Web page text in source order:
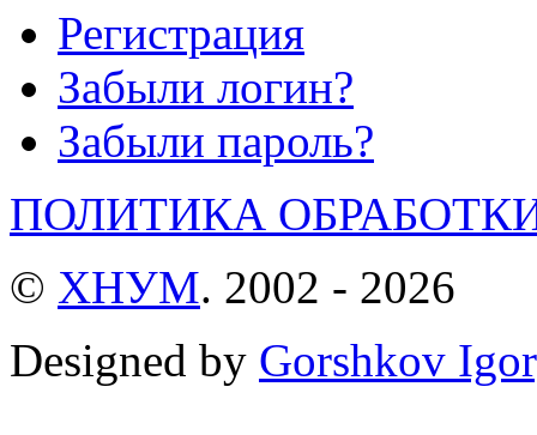
Регистрация
Забыли логин?
Забыли пароль?
ПОЛИТИКА
© ХНУМ. 2002 - 2026
Designed by Gorshkov Igor